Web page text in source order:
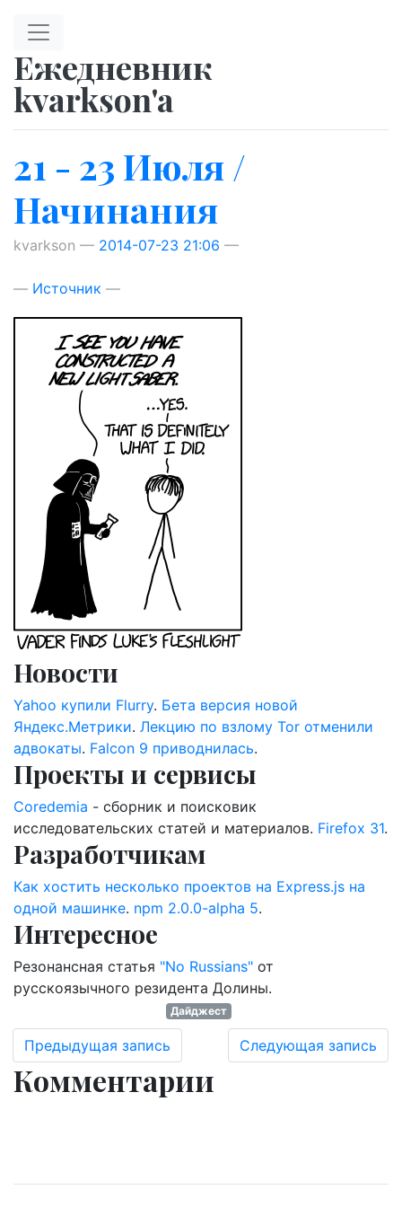
Ежедневник
kvarkson'a
21 - 23 Июля /
Начинания
kvarkson 2014-07-23 21:06
Источник
Новости
Yahoo купили Flurry. Бета версия новой
Яндекс.Метрики. Лекцию по взлому Tor отменили
адвокаты. Falcon 9 приводнилась.
Проекты и сервисы
Coredemia - сборник и поисковик
исследовательских статей и материалов. Firefox 31.
Разработчикам
Как хостить несколько проектов на Express.js на
одной машинке. npm 2.0.0-alpha 5.
Интересное
Резонансная статья "No Russians" от
русскоязычного резидента Долины.
Дайджест
Предыдущая запись Следующая запись
Комментарии